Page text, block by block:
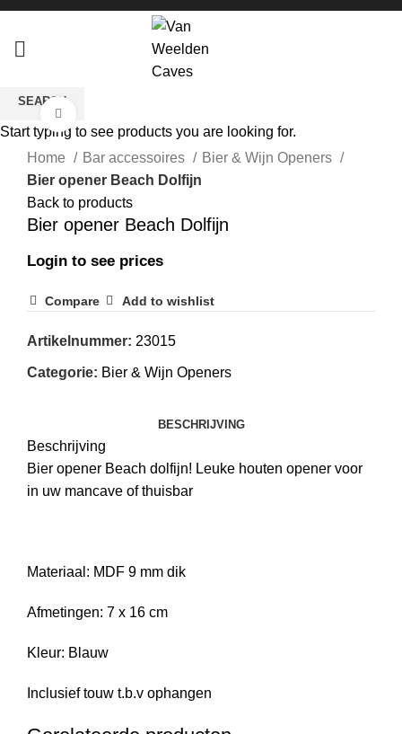
Home Bar accessoires
Bier & Wijn Openers
Bier opener Beach Dolfijn
Back to products
Bier opener Beach Dolfijn
Login to see prices
Compare Add to wishlist
Artikelnummer: 23015
Categorie: Bier & Wijn Openers
BESCHRIJVING
Beschrijving
Bier opener Beach dolfijn! Leuke houten opener voor
in uw mancave of thuisbar
Materiaal: MDF 9 mm dik
Afmetingen: 7 x 16 cm
Kleur: Blauw
Inclusief touw t.b.v ophangen
SEARCH
Start typing to see products you are looking for.